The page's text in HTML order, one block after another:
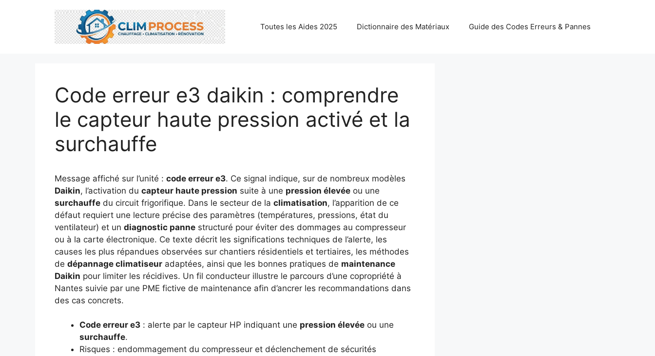
Toutes les Aides 2025 Dictionnaire des Matériaux Guide des Codes Erreurs & Pannes
Code erreur e3 daikin : comprendre
le capteur haute pression activé et la
surchauffe
Message affiché sur l’unité : code erreur e3. Ce signal indique, sur de nombreux modèles
Daikin, l’activation du capteur haute pression suite à une pression élevée ou une
surchauffe du circuit frigorifique. Dans le secteur de la climatisation, l’apparition de ce
défaut requiert une lecture précise des paramètres (températures, pressions, état du
ventilateur) et un diagnostic panne structuré pour éviter des dommages au compresseur
ou à la carte électronique. Ce texte décrit les significations techniques de l’alerte, les
causes les plus répandues observées sur chantiers résidentiels et tertiaires, les méthodes
de dépannage climatiseur adaptées, ainsi que les bonnes pratiques de maintenance
Daikin pour limiter les récidives. Un fil conducteur illustre le parcours d’une copropriété à
Nantes suivie par une PME fictive de maintenance afin d’ancrer les recommandations dans
des cas concrets.
Code erreur e3 : alerte par le capteur HP indiquant une pression élevée ou une
surchauffe.
Risques : endommagement du compresseur et déclenchement de sécurités